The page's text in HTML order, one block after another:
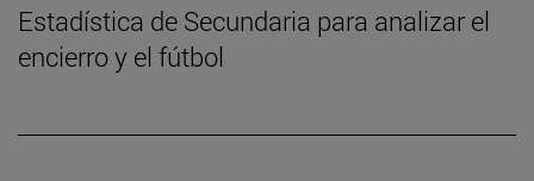
Estadística de Secundaria para analizar el
encierro y el fútbol